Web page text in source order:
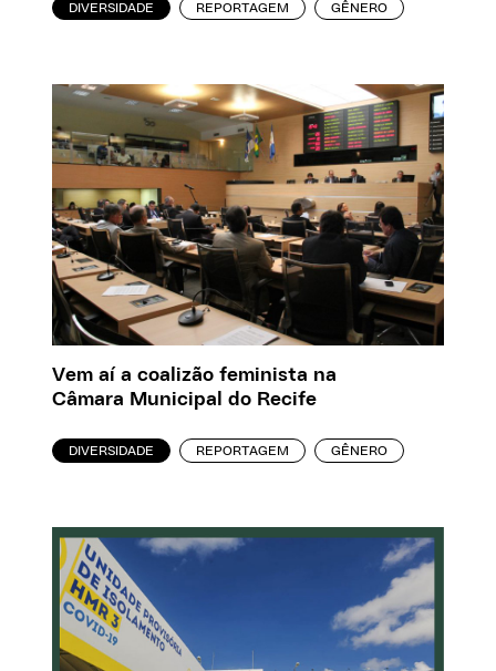
DIVERSIDADE REPORTAGEM GÊNERO
Vem aí a coalizão feminista na
Câmara Municipal do Recife
DIVERSIDADE REPORTAGEM GÊNERO